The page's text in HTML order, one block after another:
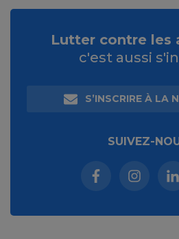
Lutter contre les
c'est aussi
S’INSCRIRE À LA
SUIVEZ-
Facebook